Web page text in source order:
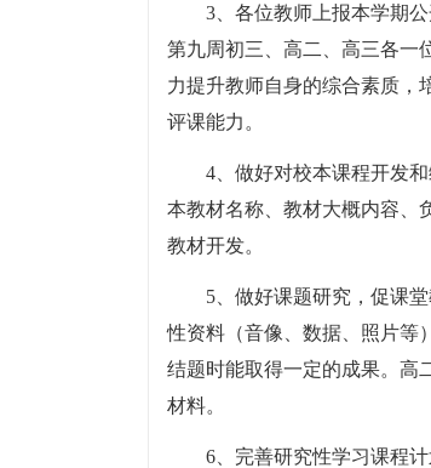
3、各位教师上报本学期
第九周初三、高二、高三各一
力提升教师自身的综合素质，
评课能力。
4、做好对校本课程开发
本教材名称、教材大概内容、
教材开发。
5、做好课题研究，促课
性资料（音像、数据、照片等
结题时能取得一定的成果。高
材料。
6、完善研究性学习课程